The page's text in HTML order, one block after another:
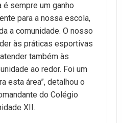
é sempre um ganho
para a nossa escola,
a comunidade. O nosso
às práticas esportivas
também às
ao redor. Foi um
esta área”, detalhou o
do Colégio
XII.